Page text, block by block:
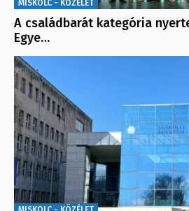
MISKOLC - KÖZÉLET
A családbarát kategória
Egye…